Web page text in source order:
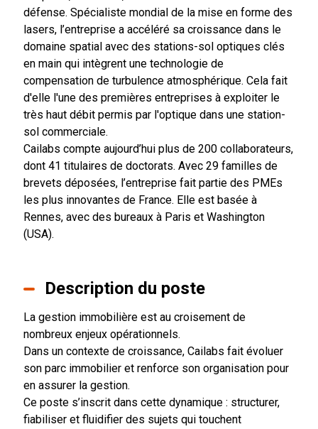
défense. Spécialiste mondial de la mise en forme des
lasers, l’entreprise a accéléré sa croissance dans le
domaine spatial avec des stations-sol optiques clés
en main qui intègrent une technologie de
compensation de turbulence atmosphérique. Cela fait
d'elle l'une des premières entreprises à exploiter le
très haut débit permis par l'optique dans une station-
sol commerciale.
Cailabs compte aujourd’hui plus de 200 collaborateurs,
dont 41 titulaires de doctorats. Avec 29 familles de
brevets déposées, l’entreprise fait partie des PMEs
les plus innovantes de France. Elle est basée à
Rennes, avec des bureaux à Paris et Washington
(USA).
Description du poste
La gestion immobilière est au croisement de
nombreux enjeux opérationnels.
Dans un contexte de croissance, Cailabs fait évoluer
son parc immobilier et renforce son organisation pour
en assurer la gestion.
Ce poste s’inscrit dans cette dynamique : structurer,
fiabiliser et fluidifier des sujets qui touchent